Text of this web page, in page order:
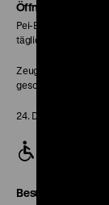
Öffnungszeiten
Pei-Bau:
täglich 10-18 Uhr
Zeughaus:
geschlossen
24. Dezember
Besucherservice